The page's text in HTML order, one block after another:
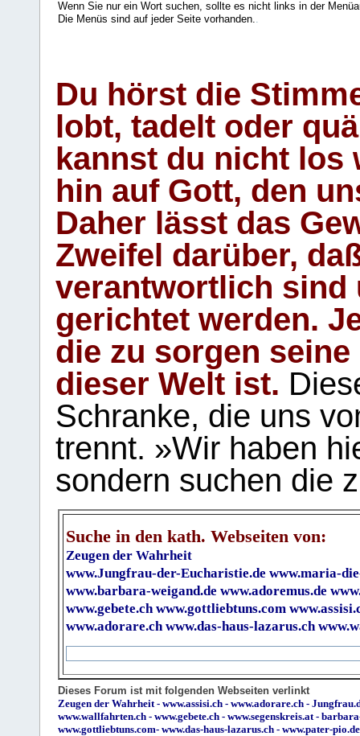
Wenn Sie nur ein Wort suchen, sollte es nicht links in der
Die Menüs sind auf jeder Seite vorhanden.
Du hörst die
lobt, tadelt oder
kannst du nicht los
hin auf Gott, den
Daher lässt das
Zweifel darüber,
verantwortlich sind
gerichtet werden.
die zu sorgen
dieser Welt ist.
Schranke, die uns
trennt. »Wir haben
sondern suchen die
Suche in den kath. Webseiten von:
Zeugen der Wahrheit
www.Jungfrau-der-Eucharistie.de www.maria-
www.barbara-weigand.de www.adoremus.de
www.gebete.ch www.gottliebtuns.com
www.adorare.ch www.das-haus-lazarus.ch
Dieses Forum ist mit folgenden Webseiten verlinkt
Zeugen der Wahrheit - www.assisi.ch - www.adorare.ch -
www.wallfahrten.ch - www.gebete.ch - www.segenskreis.at -
www.gottliebtuns.com- www.das-haus-lazarus.ch - www.pater-pio.de